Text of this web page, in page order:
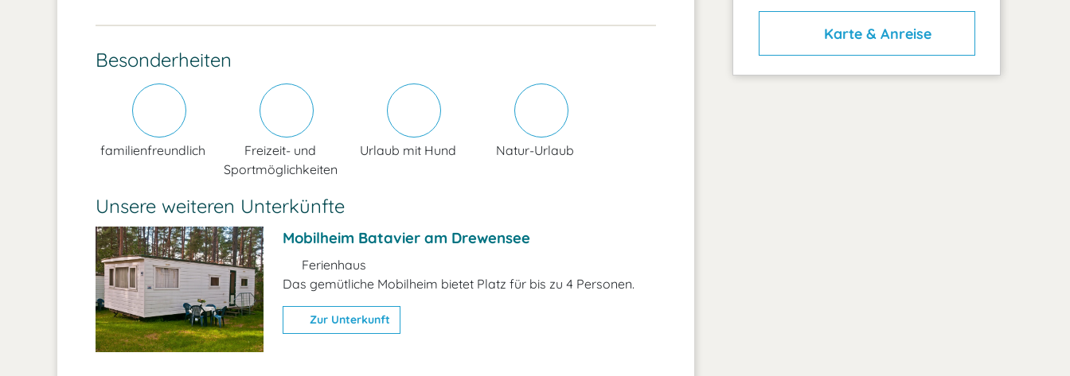
Besonderheiten
familienfreundlich
Freizeit- und
Sportmöglichkeiten
Urlaub mit Hund Natur-Urlaub
Unsere weiteren Unterkünfte
Mobilheim Batavier am Drewensee
Ferienhaus
Das gemütliche Mobilheim bietet Platz für bis zu 4 Personen.
Zur Unterkunft
Karte & Anreise